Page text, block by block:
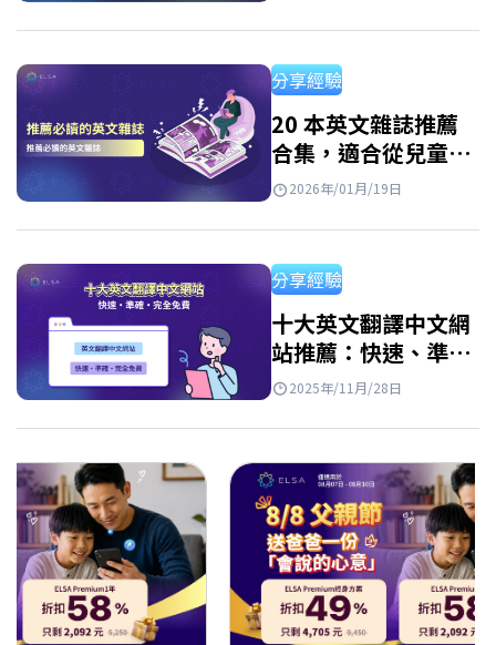
分享經驗
20 本英文雜誌推薦
合集，適合從兒童到
成人的所有程度讀者
2026年/01月/19日
分享經驗
十大英文翻譯中文網
站推薦：快速、準確
且免費
2025年/11月/28日